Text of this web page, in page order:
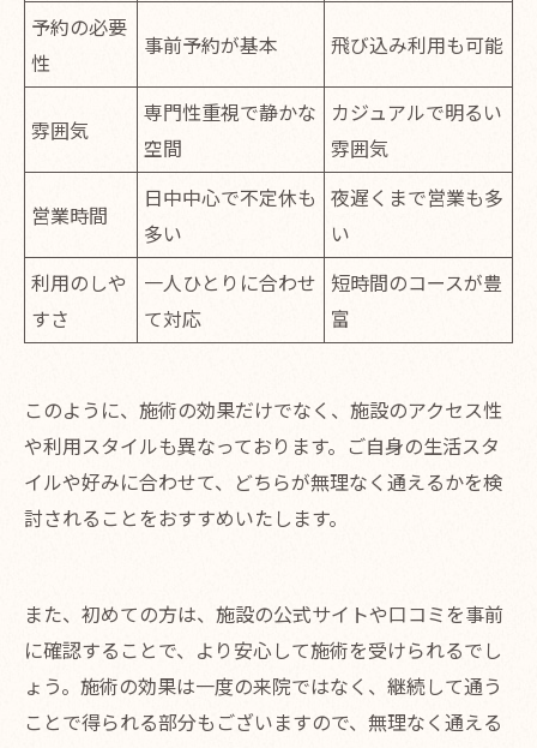
予約の必要
性
事前予約が基本 飛び込み利用も可能
雰囲気
専門性重視で静かな
空間
カジュアルで明るい
雰囲気
営業時間
日中中心で不定休も
多い
夜遅くまで営業も多
い
利用のしや
すさ
一人ひとりに合わせ
て対応
短時間のコースが豊
富
このように、施術の効果だけでなく、施設のアクセス性
や利用スタイルも異なっております。ご自身の生活スタ
イルや好みに合わせて、どちらが無理なく通えるかを検
討されることをおすすめいたします。
また、初めての方は、施設の公式サイトや口コミを事前
に確認することで、より安心して施術を受けられるでし
ょう。施術の効果は一度の来院ではなく、継続して通う
ことで得られる部分もございますので、無理なく通える